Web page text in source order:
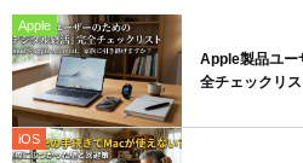
Apple
Apple製品ユー
全チェックリ
iOS